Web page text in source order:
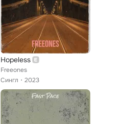
Hopeless
Freeones
Сингл
2023